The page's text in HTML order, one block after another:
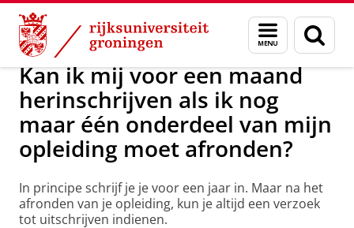
Skip
Content
Skip
Navigation
Menu
en
zoeken
Onderwijs Herinschrijven
Kan ik mij voor een maand
herinschrijven als ik nog
maar één onderdeel van mijn
opleiding moet afronden?
In principe schrijf je je voor een jaar in. Maar na het
afronden van je opleiding, kun je altijd een verzoek
tot uitschrijven indienen.